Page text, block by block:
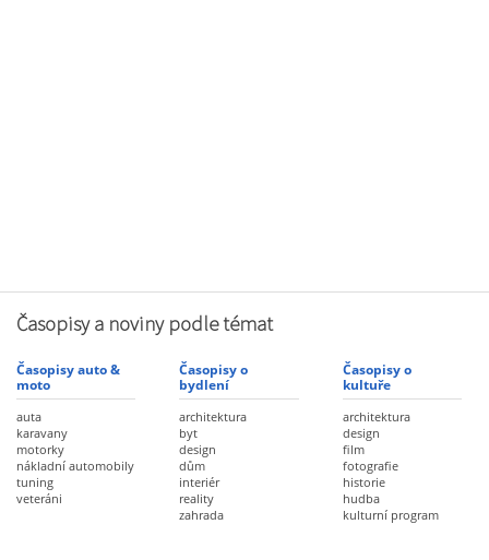
Časopisy a noviny podle témat
Časopisy auto &
moto
auta
karavany
motorky
nákladní automobily
tuning
veteráni
Časopisy o
bydlení
architektura
byt
design
dům
interiér
reality
zahrada
Časopisy o
kultuře
architektura
design
film
fotografie
historie
hudba
kulturní program